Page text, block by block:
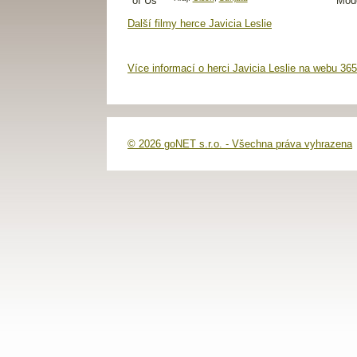
Další filmy herce Javicia Leslie
Více informací o herci Javicia Leslie na webu
© 2026 goNET s.r.o. - Všechna práva vyhrazena